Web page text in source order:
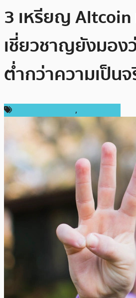
3 เหรียญ
เชี่ยวชาญยังมอง
ต่ำกว่าความเป็น
,